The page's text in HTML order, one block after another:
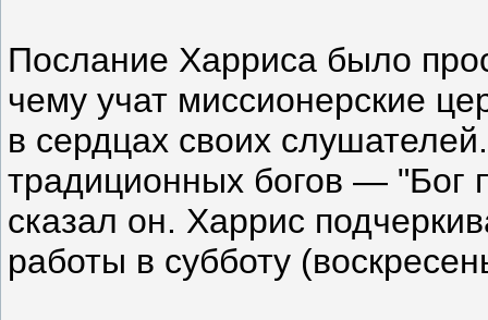
Послание Харриса было
чему учат миссионерские
в сердцах своих
традиционных богов — "Бог
сказал он. Харрис
работы в субботу